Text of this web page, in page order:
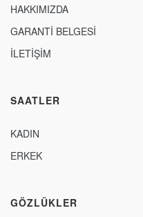
HAKKIMIZDA
GARANTİ BELGESİ
İLETİŞİM
SAATLER
KADIN
ERKEK
GÖZLÜKLER